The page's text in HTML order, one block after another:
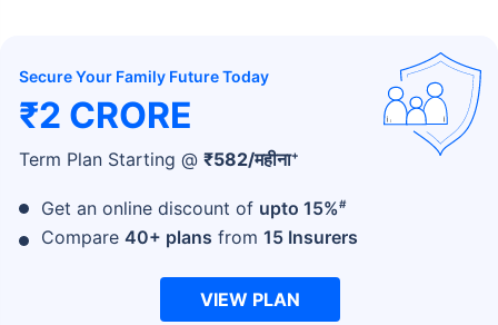
Secure Your Family Future Today
₹2 CRORE
Term Plan Starting @ ₹582/महीना+
Get an online discount of upto 15%#
Compare 40+ plans from 15 Insurers
VIEW PLAN